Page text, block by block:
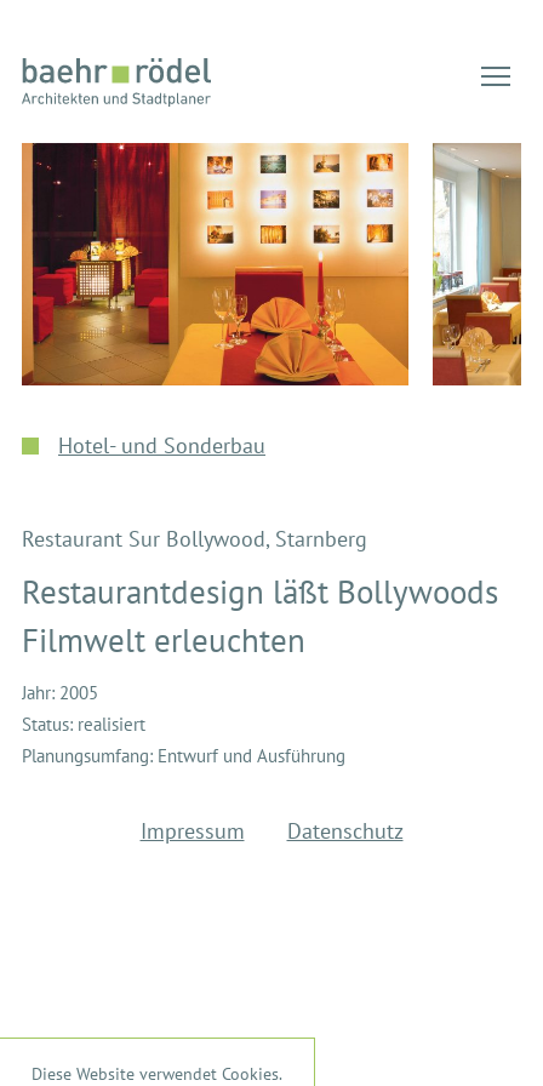
Hotel- und Sonderbau
Restaurant Sur Bollywood, Starnberg
Restaurantdesign läßt Bollywoods
Filmwelt erleuchten
Jahr: 2005
Status: realisiert
Planungsumfang: Entwurf und Ausführung
Impressum Datenschutz
Diese Website verwendet Cookies.